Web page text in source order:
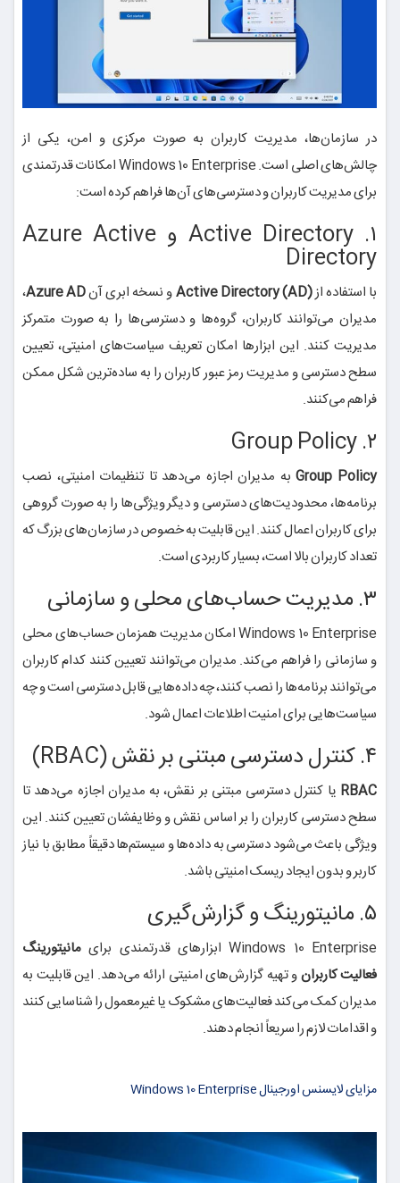
در سازمان‌ها، مدیریت کاربران به صورت مرکزی و امن، یکی از
چالش‌های اصلی است. Windows 10 Enterprise امکانات قدرتمندی
برای مدیریت کاربران و دسترسی‌های آن‌ها فراهم کرده است:
۱. Active Directory و Azure Active
Directory
با استفاده ازActive Directory (AD)و نسخه ابری آنAzure AD،
مدیران می‌توانند کاربران، گروه‌ها و دسترسی‌ها را به صورت متمرکز
مدیریت کنند. این ابزارها امکان تعریف سیاست‌های امنیتی، تعیین
سطح دسترسی و مدیریت رمز عبور کاربران را به ساده‌ترین شکل ممکن
فراهم می‌کنند.
۲. Group Policy
Group Policyبه مدیران اجازه می‌دهد تا تنظیمات امنیتی، نصب
برنامه‌ها، محدودیت‌های دسترسی و دیگر ویژگی‌ها را به صورت گروهی
برای کاربران اعمال کنند. این قابلیت به خصوص در سازمان‌های بزرگ که
تعداد کاربران بالا است، بسیار کاربردی است.
۳. مدیریت حساب‌های محلی و سازمانی
Windows 10 Enterprise امکان مدیریت همزمان حساب‌های محلی
و سازمانی را فراهم می‌کند. مدیران می‌توانند تعیین کنند کدام کاربران
می‌توانند برنامه‌ها را نصب کنند، چه داده‌هایی قابل دسترسی است و چه
سیاست‌هایی برای امنیت اطلاعات اعمال شود.
۴. کنترل دسترسی مبتنی بر نقش (RBAC)
RBAC یا کنترل دسترسی مبتنی بر نقش، به مدیران اجازه می‌دهد تا
سطح دسترسی کاربران را بر اساس نقش و وظایفشان تعیین کنند. این
ویژگی باعث می‌شود دسترسی به داده‌ها و سیستم‌ها دقیقاً مطابق با نیاز
کاربر و بدون ایجاد ریسک امنیتی باشد.
۵. مانیتورینگ و گزارش‌گیری
Windows 10 Enterprise ابزارهای قدرتمندی برای
مانیتورینگ
فعالیت کاربرانو تهیه گزارش‌های امنیتی ارائه می‌دهد. این قابلیت به
مدیران کمک می‌کند فعالیت‌های مشکوک یا غیرمعمول را شناسایی کنند
و اقدامات لازم را سریعاً انجام دهند.
مزایای لایسنس اورجینال Windows 10 Enterprise